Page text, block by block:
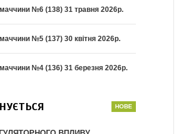
№6 (138) 31 травня 2026р.
№5 (137) 30 квітня 2026р.
№4 (136) 31 березня 2026р.